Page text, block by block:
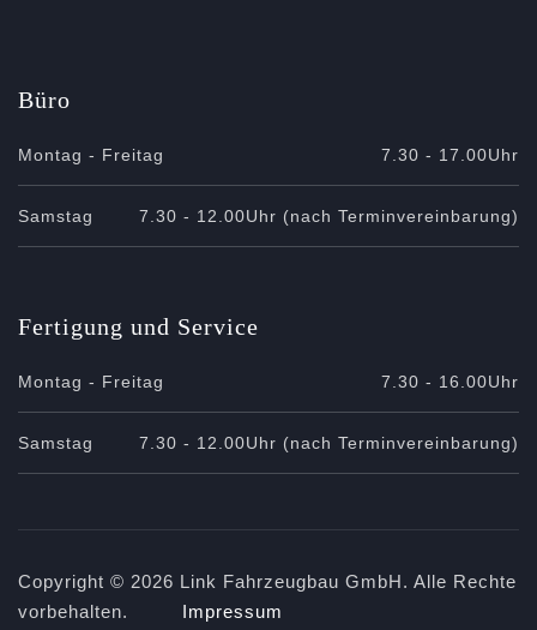
Büro
Montag - Freitag 7.30 - 17.00Uhr
Samstag 7.30 - 12.00Uhr (nach Terminvereinbarung)
Fertigung und Service
Montag - Freitag 7.30 - 16.00Uhr
Samstag 7.30 - 12.00Uhr (nach Terminvereinbarung)
Copyright © 2026 Link Fahrzeugbau GmbH. Alle Rechte
vorbehalten. Impressum